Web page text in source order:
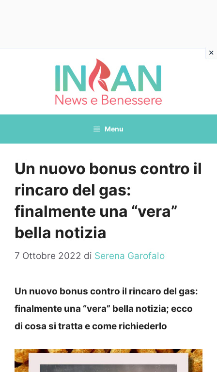
Menu
Un nuovo bonus contro il
rincaro del gas:
finalmente una “vera”
bella notizia
7 Ottobre 2022 di Serena Garofalo
Un nuovo bonus contro il rincaro del gas:
finalmente una “vera” bella notizia; ecco
di cosa si tratta e come richiederlo